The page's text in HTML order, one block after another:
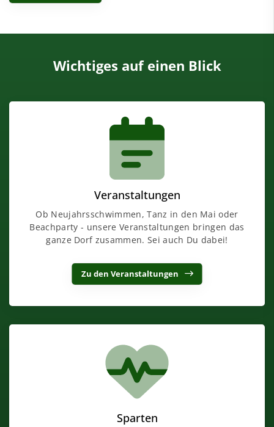
Wichtiges auf einen Blick
Veranstaltungen
Ob Neujahrsschwimmen, Tanz in den Mai oder
Beachparty - unsere Veranstaltungen bringen das
ganze Dorf zusammen. Sei auch Du dabei!
Zu den Veranstaltungen
Sparten